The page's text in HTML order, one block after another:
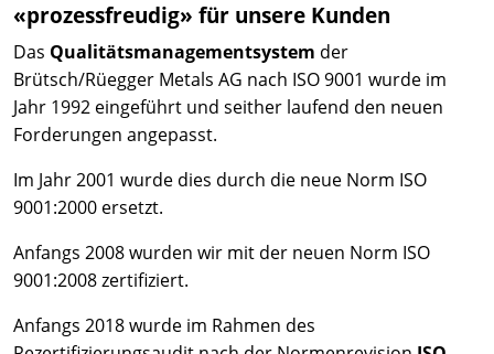
«prozessfreudig» für unsere Kunden
Das Qualitätsmanagementsystem der
Brütsch/Rüegger Metals AG nach ISO 9001 wurde im
Jahr 1992 eingeführt und seither laufend den neuen
Forderungen angepasst.
Im Jahr 2001 wurde dies durch die neue Norm ISO
9001:2000 ersetzt.
Anfangs 2008 wurden wir mit der neuen Norm ISO
9001:2008 zertifiziert.
Anfangs 2018 wurde im Rahmen des